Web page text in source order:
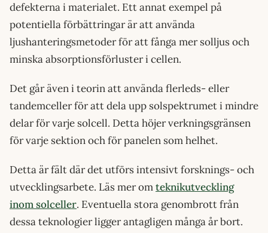
defekterna i materialet. Ett annat exempel på
potentiella förbättringar är att använda
ljushanteringsmetoder för att fånga mer solljus och
minska absorptionsförluster i cellen.
Det går även i teorin att använda flerleds- eller
tandemceller för att dela upp solspektrumet i mindre
delar för varje solcell. Detta höjer verkningsgränsen
för varje sektion och för panelen som helhet.
Detta är fält där det utförs intensivt forsknings- och
utvecklingsarbete. Läs mer omteknikutveckling
inom solceller. Eventuella stora genombrott från
dessa teknologier ligger antagligen många år bort.